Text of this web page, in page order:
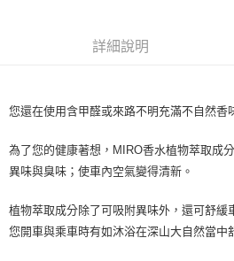
１．簡單：不需註冊會員、不需綁卡、不需
２．便利：只要手機號碼，簡訊認證，即可
１．於結帳方式選擇「AFTEE先享後付」後
２．訂單成立數日內，您將收到繳費通知簡
３．收到繳費通知簡訊後14天內，點擊此簡
ATM／網路銀行／等多元方式進行付款，方
購買商品的店家。未經商家同意取消之訂單
後付繳納相關費用。
每筆NT$70，滿NT$490(含以上)免運費
每筆NT$70，滿NT$490(含以上)免運費
詳細說明
您還在使用含甲醛或來路不明充滿不自然香
為了您的健康著想，MIRO香水植物萃取成
異味與臭味；使車內空氣變得清新。
植物萃取成分除了可吸附異味外，還可舒緩
您開車與乘車時有如沐浴在深山大自然當中